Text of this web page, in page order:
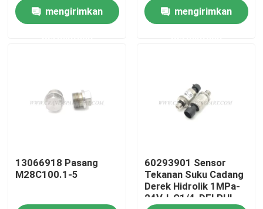
Quote request suatu
mengirimkan
mengirimkan
13066918 Pasang
M28C100.1-5
60293901 Sensor
Tekanan Suku Cadang
Derek Hidrolik 1MPa-
24V-I-G1/4-DELPHI